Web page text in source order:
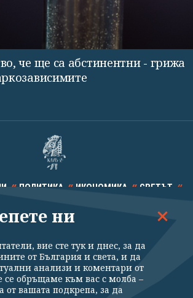
че ще са абстинентни - грижа
ПОЛИТИКА ИКОНОМИКА СВЕТЪТ
ТЕХНОЛОГИИ КАЛЕЙДОСКОП
ни
вие сте тук и днес, за да
от България и света, и да
анализи и коментари от
се обръщаме към вас с молба –
вашата подкрепа, за да